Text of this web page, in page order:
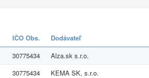
IČO Obs. Dodávateľ
30775434 Alza.sk s.r.o.
30775434 KEMA SK, s.r.o.